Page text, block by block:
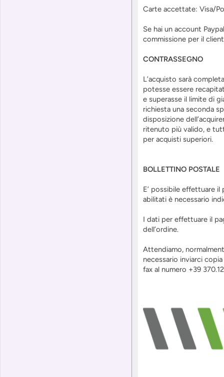
Carte accettate: Visa/
Se hai un account
commissione per il
CONTRASSEGNO
L’acquisto sarà
potesse essere
e superasse il limite di
richiesta una seconda
disposizione
ritenuto più valido, e
per acquisti superiori.
BOLLETTINO POSTALE
E’ possibile effettuare
abilitati è necessario
I dati per effettuare il
dell’ordine.
Attendiamo,
necessario inviarci
fax al numero +39